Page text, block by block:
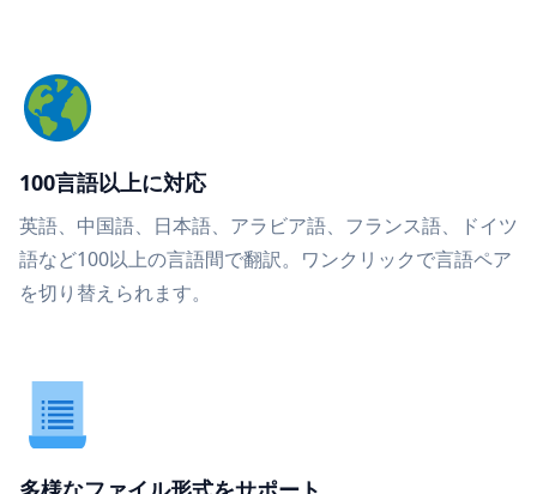
100言語以上に対応
英語、中国語、日本語、アラビア語、フランス語、ドイツ
語など100以上の言語間で翻訳。ワンクリックで言語ペア
を切り替えられます。